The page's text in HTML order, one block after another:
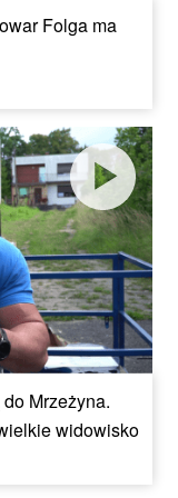
Folga ma
Mrzeżyna.
widowisko